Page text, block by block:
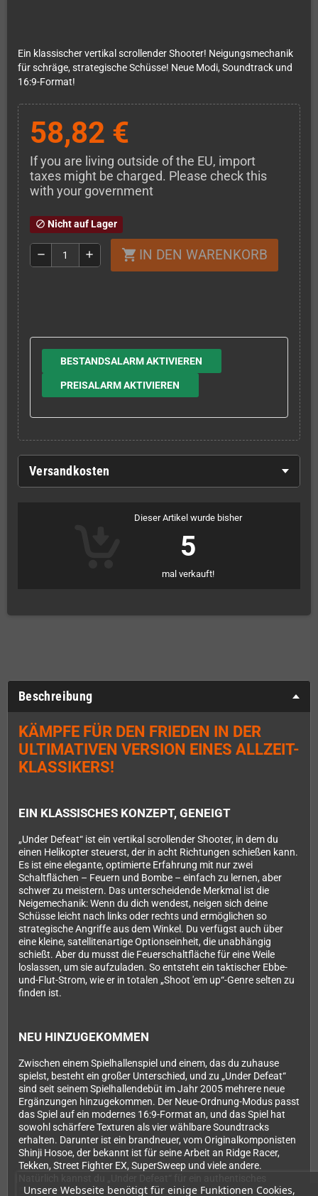
Unsere Webseite benötigt für einige Funktionen Cookies,
Ein klassischer vertikal scrollender Shooter! Neigungsmechanik
für schräge, strategische Schüsse! Neue Modi, Soundtrack und
16:9-Format!
58,82 €
If you are living outside of the EU, import
taxes might be charged. Please check this
with your government
block Nicht auf Lager
remove add shopping_cart IN DEN WARENKORB
BESTANDSALARM AKTIVIEREN
PREISALARM AKTIVIEREN
Versandkosten
Dieser Artikel wurde bisher
5
mal verkauft!
Beschreibung
KÄMPFE FÜR DEN FRIEDEN IN DER
ULTIMATIVEN VERSION EINES ALLZEIT-
KLASSIKERS!
EIN KLASSISCHES KONZEPT, GENEIGT
„Under Defeat“ ist ein vertikal scrollender Shooter, in dem du
einen Helikopter steuerst, der in acht Richtungen schießen kann.
Es ist eine elegante, optimierte Erfahrung mit nur zwei
Schaltflächen – Feuern und Bombe – einfach zu lernen, aber
schwer zu meistern. Das unterscheidende Merkmal ist die
Neigemechanik: Wenn du dich wendest, neigen sich deine
Schüsse leicht nach links oder rechts und ermöglichen so
strategische Angriffe aus dem Winkel. Du verfügst auch über
eine kleine, satellitenartige Optionseinheit, die unabhängig
schießt. Aber du musst die Feuerschaltfläche für eine Weile
loslassen, um sie aufzuladen. So entsteht ein taktischer Ebbe-
und-Flut-Strom, wie er in totalen „Shoot 'em up“-Genre selten zu
finden ist.
NEU HINZUGEKOMMEN
Zwischen einem Spielhallenspiel und einem, das du zuhause
spielst, besteht ein großer Unterschied, und zu „Under Defeat“
sind seit seinem Spielhallendebüt im Jahr 2005 mehrere neue
Ergänzungen hinzugekommen. Der Neue-Ordnung-Modus passt
das Spiel auf ein modernes 16:9-Format an, und das Spiel hat
sowohl schärfere Texturen als vier wählbare Soundtracks
erhalten. Darunter ist ein brandneuer, vom Originalkomponisten
Shinji Hosoe, der bekannt ist für seine Arbeit an Ridge Racer,
Tekken, Street Fighter EX, SuperSweep und viele andere.
Erlebnis immer noch im Original-Spielhallenmodus spielen. Wie